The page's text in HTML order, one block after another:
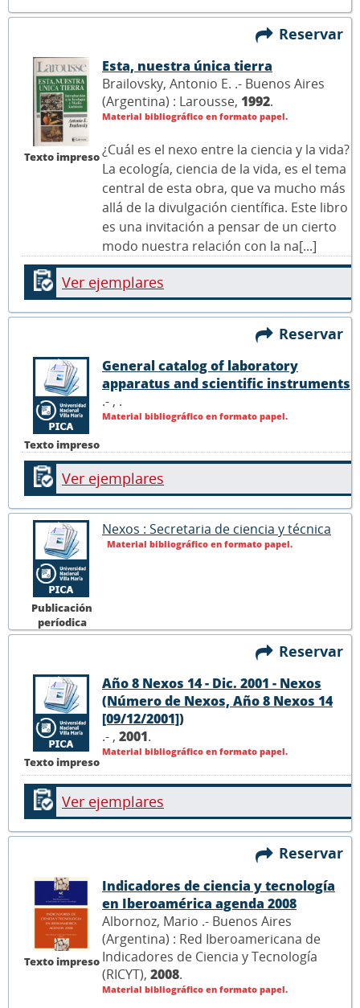
Reservar
Texto impreso
Esta, nuestra única tierra
Brailovsky, Antonio E. .- Buenos Aires
(Argentina) : Larousse, 1992.
Material bibliográfico en formato papel.
¿Cuál es el nexo entre la ciencia y la vida?
La ecología, ciencia de la vida, es el tema
central de esta obra, que va mucho más
allá de la divulgación científica. Este libro
es una invitación a pensar de un cierto
modo nuestra relación con la na[...]
Ver ejemplares
Reservar
Texto impreso
General catalog of laboratory
apparatus and scientific instruments
.- , .
Material bibliográfico en formato papel.
Ver ejemplares
Publicación
períodica
Nexos : Secretaria de ciencia y técnica
Material bibliográfico en formato papel.
Reservar
Texto impreso
Año 8 Nexos 14 - Dic. 2001 - Nexos
(Número de Nexos, Año 8 Nexos 14
[09/12/2001])
.- , 2001.
Material bibliográfico en formato papel.
Ver ejemplares
Reservar
Texto impreso
Indicadores de ciencia y tecnología
en Iberoamérica agenda 2008
Albornoz, Mario .- Buenos Aires
(Argentina) : Red Iberoamericana de
Indicadores de Ciencia y Tecnología
(RICYT), 2008.
Material bibliográfico en formato papel.